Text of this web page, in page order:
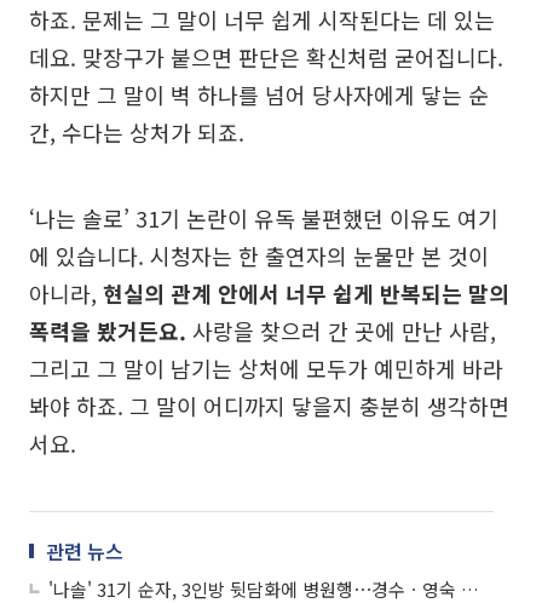
하죠. 문제는 그 말이 너무 쉽게 시작된다는 데 있는
데요. 맞장구가 붙으면 판단은 확신처럼 굳어집니다.
하지만 그 말이 벽 하나를 넘어 당사자에게 닿는 순
간, 수다는 상처가 되죠.
‘나는 솔로’ 31기 논란이 유독 불편했던 이유도 여기
에 있습니다. 시청자는 한 출연자의 눈물만 본 것이
아니라, 현실의 관계 안에서 너무 쉽게 반복되는 말의
폭력을 봤거든요. 사랑을 찾으러 간 곳에 만난 사람,
그리고 그 말이 남기는 상처에 모두가 예민하게 바라
봐야 하죠. 그 말이 어디까지 닿을지 충분히 생각하면
서요.
관련 뉴스
'나솔' 31기 순자, 3인방 뒷담화에 병원행⋯경수ㆍ영숙 최커 분위기 솔솔